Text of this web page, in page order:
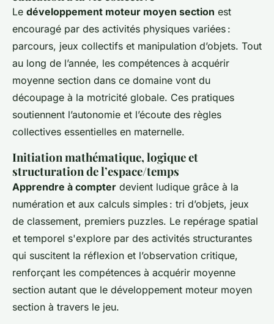
Le développement moteur moyen section est
encouragé par des activités physiques variées :
parcours, jeux collectifs et manipulation d’objets. Tout
au long de l’année, les compétences à acquérir
moyenne section dans ce domaine vont du
découpage à la motricité globale. Ces pratiques
soutiennent l’autonomie et l’écoute des règles
collectives essentielles en maternelle.
Initiation mathématique, logique et
structuration de l’espace/temps
Apprendre à compter devient ludique grâce à la
numération et aux calculs simples : tri d’objets, jeux
de classement, premiers puzzles. Le repérage spatial
et temporel s'explore par des activités structurantes
qui suscitent la réflexion et l’observation critique,
renforçant les compétences à acquérir moyenne
section autant que le développement moteur moyen
section à travers le jeu.